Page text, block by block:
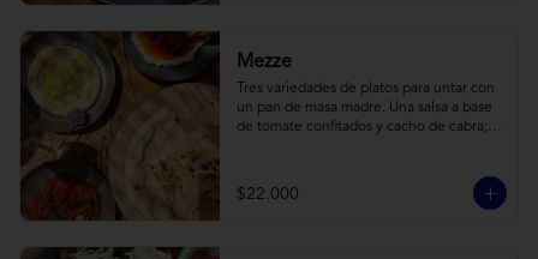
Mezze
Tres variedades de platos para untar con
un pan de masa madre. Una salsa a base
de tomate confitados y cacho de cabra;
cebollas horneadas largamente, con
toques de aceite asiático sobre cama de
$22.000